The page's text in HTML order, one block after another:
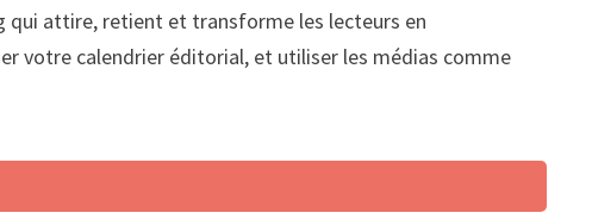
qui attire, retient et transforme les lecteurs en
votre calendrier éditorial, et utiliser les médias comme